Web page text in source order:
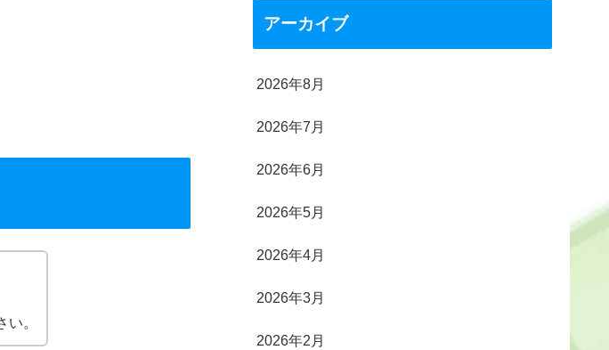
。
アーカイブ
2026年8月
2026年7月
2026年6月
2026年5月
2026年4月
2026年3月
2026年2月